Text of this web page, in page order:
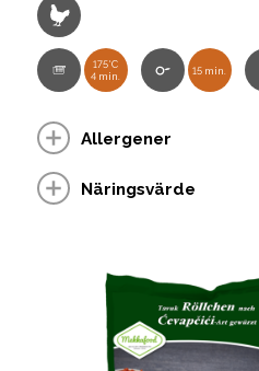
175°C
4 min.
15 min.
Allergener
Näringsvärde